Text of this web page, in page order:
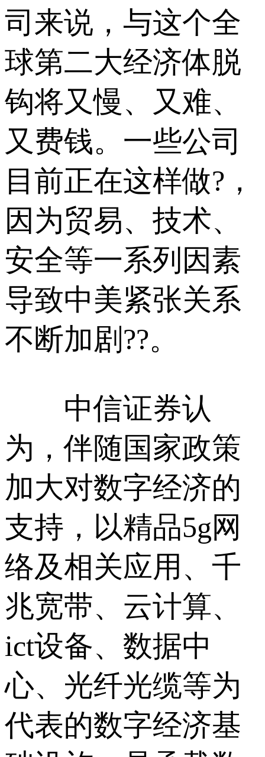
司来说，与这个全
球第二大经济体脱
钩将又慢、又难、
又费钱。一些公司
目前正在这样做?，
因为贸易、技术、
安全等一系列因素
导致中美紧张关系
不断加剧??。
中信证券认
为，伴随国家政策
加大对数字经济的
支持，以精品5g网
络及相关应用、千
兆宽带、云计算、
ict设备、数据中
心、光纤光缆等为
代表的数字经济基